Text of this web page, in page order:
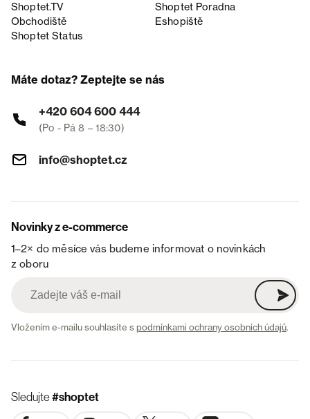
Shoptet.TV
Shoptet Poradna
Obchodiště
Eshopiště
Shoptet Status
Máte dotaz? Zeptejte se nás
+420 604 600 444
(Po - Pá 8 – 18:30)
info@shoptet.cz
Novinky z e-commerce
1–2× do měsíce vás budeme informovat o novinkách
z oboru
Vložením e-mailu souhlasíte spodmínkami ochrany osobních údajů.
Sledujte#shoptet